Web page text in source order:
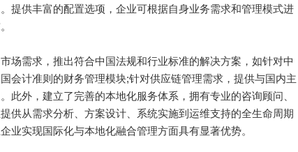
提供丰富的配置选项，企业可根据自身业务需求和管理模式进
需求，推出符合中国法规和行业标准的解决方案，如针对中
会计准则的财务管理模块;针对供应链管理需求，提供与国内主
此外，建立了完善的本地化服务体系，拥有专业的咨询顾问、
供从需求分析、方案设计、系统实施到运维支持的全生命周期
业实现国际化与本地化融合管理方面具有显著优势。